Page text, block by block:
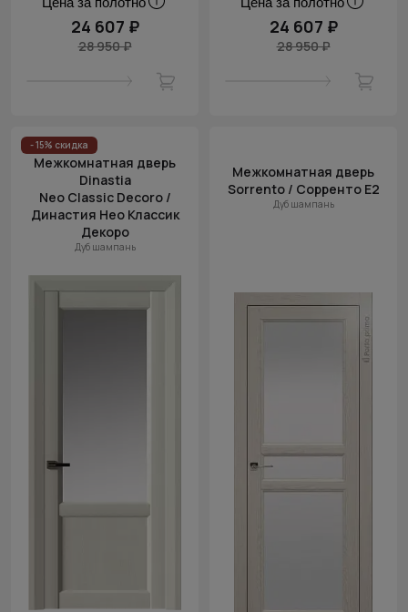
24 607 ₽
28 950 ₽
24 607 ₽
28 950 ₽
- 15% скидка
Межкомнатная дверь
Dinastia
Neo Classic Decoro /
Династия Нео Классик
Декоро
Дуб шампань
Межкомнатная дверь
Sorrento / Сорренто Е2
Дуб шампань